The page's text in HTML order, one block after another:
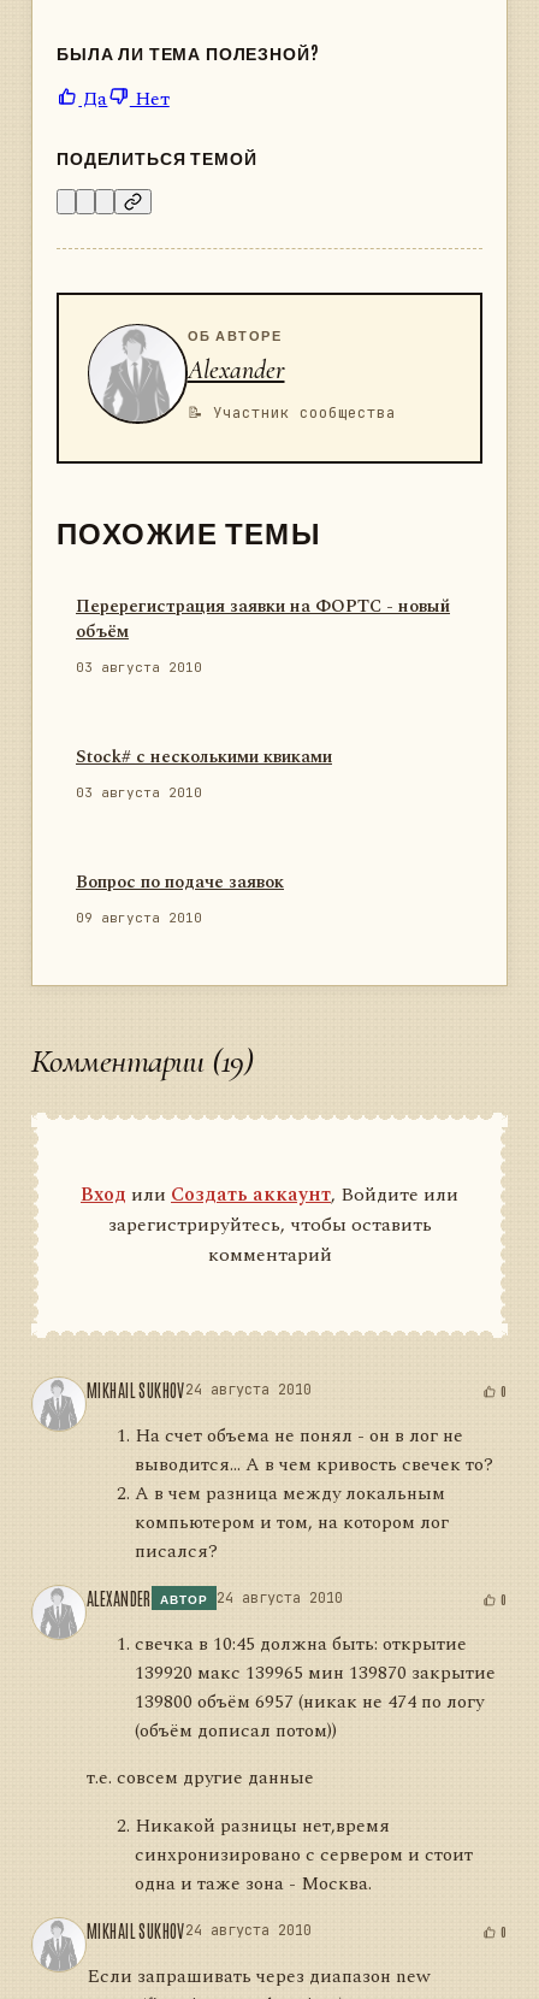
БЫЛА ЛИ ТЕМА ПОЛЕЗНОЙ?
Да Нет
ПОДЕЛИТЬСЯ ТЕМОЙ
ОБ АВТОРЕ
Alexander
📝 Участник сообщества
ПОХОЖИЕ ТЕМЫ
Перерегистрация заявки на ФОРТС - новый
объём
03 августа 2010
Stock# с несколькими квиками
03 августа 2010
Вопрос по подаче заявок
09 августа 2010
Комментарии (19)
Вход или Создать аккаунт, Войдите или
зарегистрируйтесь, чтобы оставить
комментарий
MIKHAIL SUKHOV24 августа 2010 0
На счет объема не понял - он в лог не
выводится... А в чем кривость свечек то?
А в чем разница между локальным
компьютером и том, на котором лог
писался?
ALEXANDER АВТОР 24 августа 2010 0
свечка в 10:45 должна быть: открытие
139920 макс 139965 мин 139870 закрытие
139800 объём 6957 (никак не 474 по логу
(объём дописал потом))
т.е. совсем другие данные
Никакой разницы нет,время
синхронизировано с сервером и стоит
одна и таже зона - Москва.
MIKHAIL SUKHOV24 августа 2010 0
Если запрашивать через диапазон new